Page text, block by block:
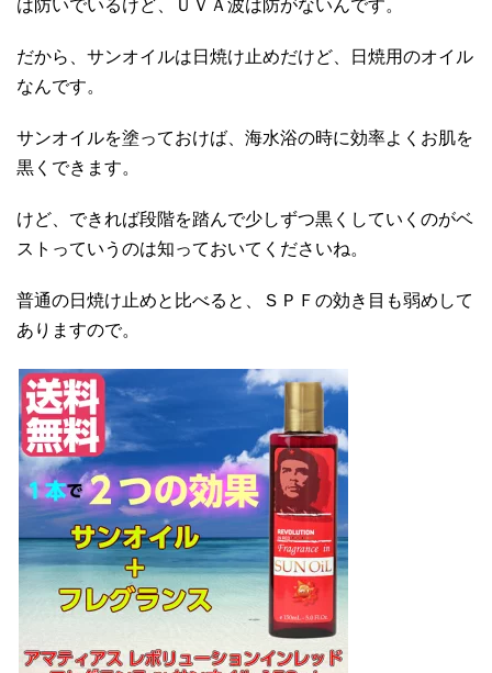
は防いでいるけど、ＵＶＡ波は防がないんです。
だから、サンオイルは日焼け止めだけど、日焼用のオイル
なんです。
サンオイルを塗っておけば、海水浴の時に効率よくお肌を
黒くできます。
けど、できれば段階を踏んで少しずつ黒くしていくのがベ
ストっていうのは知っておいてくださいね。
普通の日焼け止めと比べると、ＳＰＦの効き目も弱めして
ありますので。